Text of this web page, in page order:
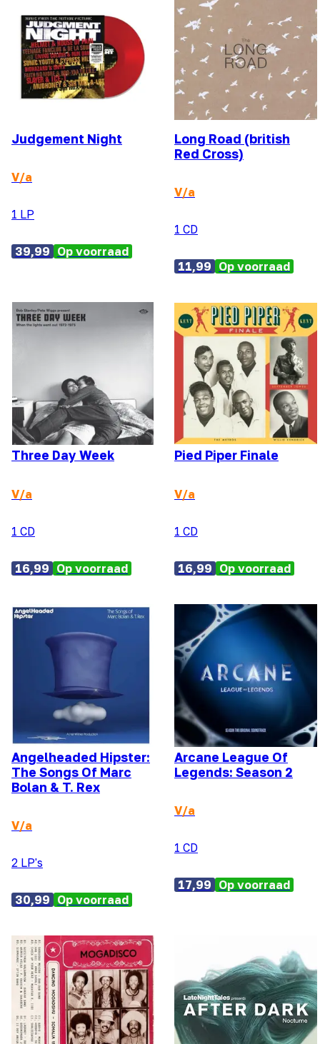
Judgement Night
V/a
1 LP
39,99 Op voorraad
Long Road (british
Red Cross)
V/a
1 CD
11,99 Op voorraad
Three Day Week
V/a
1 CD
16,99 Op voorraad
Pied Piper Finale
V/a
1 CD
16,99 Op voorraad
Angelheaded Hipster:
The Songs Of Marc
Bolan & T. Rex
V/a
2 LP's
30,99 Op voorraad
Arcane League Of
Legends: Season 2
V/a
1 CD
17,99 Op voorraad